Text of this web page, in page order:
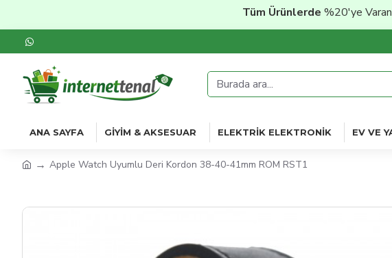
Tüm Ürünlerde%20'ye Varan
ANA SAYFA GIYIM & AKSESUAR ELEKTRIK ELEKTRONIK EV VE
Apple Watch Uyumlu Deri Kordon 38-40-41mm ROM RST1